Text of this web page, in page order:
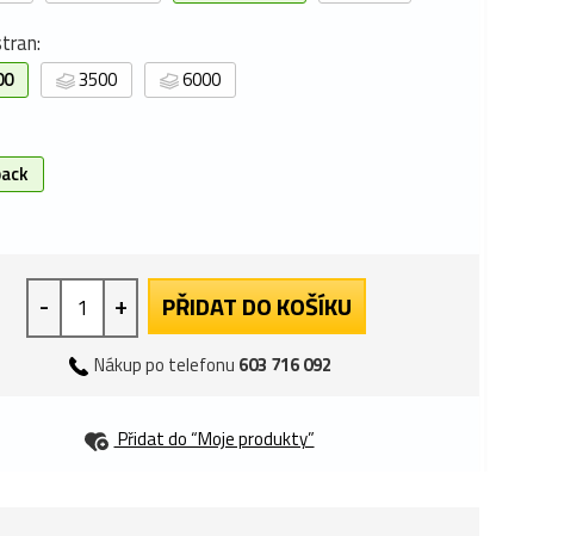
3500 6000
- + PŘIDAT DO KOŠÍKU
Nákup po telefonu 603 716 092
Přidat do “Moje produkty”